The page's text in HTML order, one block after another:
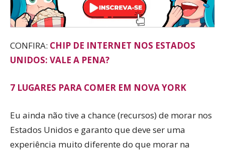
CONFIRA: CHIP DE INTERNET NOS ESTADOS
UNIDOS: VALE A PENA?
7 LUGARES PARA COMER EM NOVA YORK
Eu ainda não tive a chance (recursos) de morar nos
Estados Unidos e garanto que deve ser uma
experiência muito diferente do que morar na